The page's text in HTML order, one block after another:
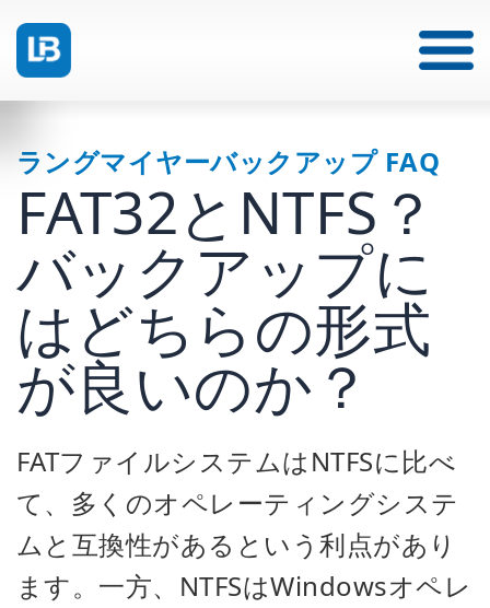
ラングマイヤーバックアップ FAQ
FAT32とNTFS？
バックアップに
はどちらの形式
が良いのか？
FATファイルシステムはNTFSに比べ
て、多くのオペレーティングシステ
ムと互換性があるという利点があり
ます。一方、NTFSはWindowsオペレ